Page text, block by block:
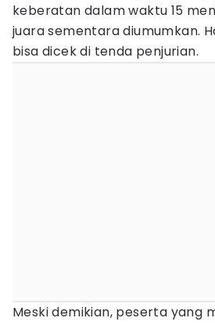
keberatan dalam waktu 15
juara sementara diumumkan.
bisa dicek di tenda penjurian.
Meski demikian, peserta yang